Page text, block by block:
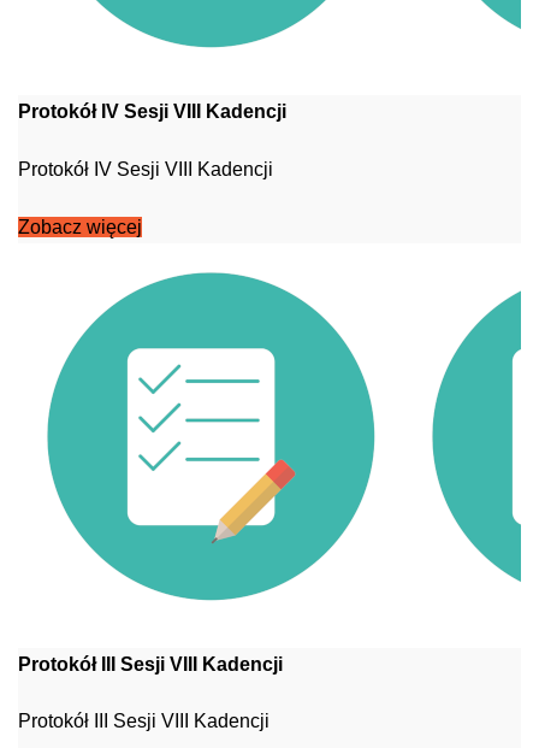
Protokół IV Sesji VIII Kadencji
Protokół IV Sesji VIII Kadencji
Zobacz więcej
Protokół III Sesji VIII Kadencji
Protokół III Sesji VIII Kadencji